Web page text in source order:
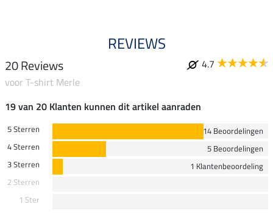
REVIEWS
20 Reviews
4.7
voor T-shirt Merle
19 van 20 Klanten kunnen dit artikel aanraden
5 Sterren
14 Beoordelingen
4 Sterren
5 Beoordelingen
3 Sterren
1 Klantenbeoordeling
2 Sterren
1 Ster